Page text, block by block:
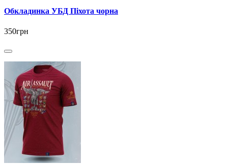
Обкладинка УБД Піхота чорна
350грн